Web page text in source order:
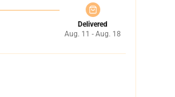
Delivered
Aug. 11 - Aug. 18